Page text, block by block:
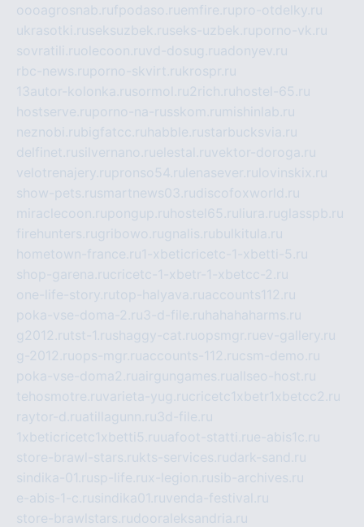
oooagrosnab.rufpodaso.ruemfire.rupro-otdelky.ru
ukrasotki.ruseksuzbek.ruseks-uzbek.ruporno-vk.ru
sovratili.ruolecoon.ruvd-dosug.ruadonyev.ru
rbc-news.ruporno-skvirt.rukrospr.ru
13autor-kolonka.rusormol.ru2rich.ru hostel-65.ru
hostserve.ruporno-na-russkom.ru mishinlab.ru
neznobi.rubigfatcc.ru habble.rustarbucksvia.ru
delfinet.rusilvernano.ruelestal.ruvektor-doroga.ru
velotrenajery.rupronso54.ru lenasever.ru lovinskix.ru
show-pets.rusmartnews03.rudiscofoxworld.ru
miraclecoon.rupongup.ru hostel65.ru liura.ruglasspb.ru
firehunters.rugribowo.rugnalis.rubulkitula.ru
hometown-france.ru1-xbeticricetc-1-xbetti-5.ru
shop-garena.rucricetc-1-xbetr-1-xbetcc-2.ru
one-life-story.rutop-halyava.ruaccounts112.ru
poka-vse-doma-2.ru3-d-file.ru hahahaharms.ru
g2012.rutst-1.rushaggy-cat.ruopsmgr.ruev-gallery.ru
g-2012.ruops-mgr.ruaccounts-112.rucsm-demo.ru
poka-vse-doma2.ruairgungames.ruallseo-host.ru
tehosmotre.ruvarieta-yug.rucricetc1xbetr1xbetcc2.ru
raytor-d.ruatillagunn.ru3d-file.ru
1xbeticricetc1xbetti5.ruuafoot-statti.rue-abis1c.ru
store-brawl-stars.rukts-services.rudark-sand.ru
sindika-01.rusp-life.rux-legion.rusib-archives.ru
e-abis-1-c.rusindika01.ruvenda-festival.ru
store-brawlstars.rudooraleksandria.ru